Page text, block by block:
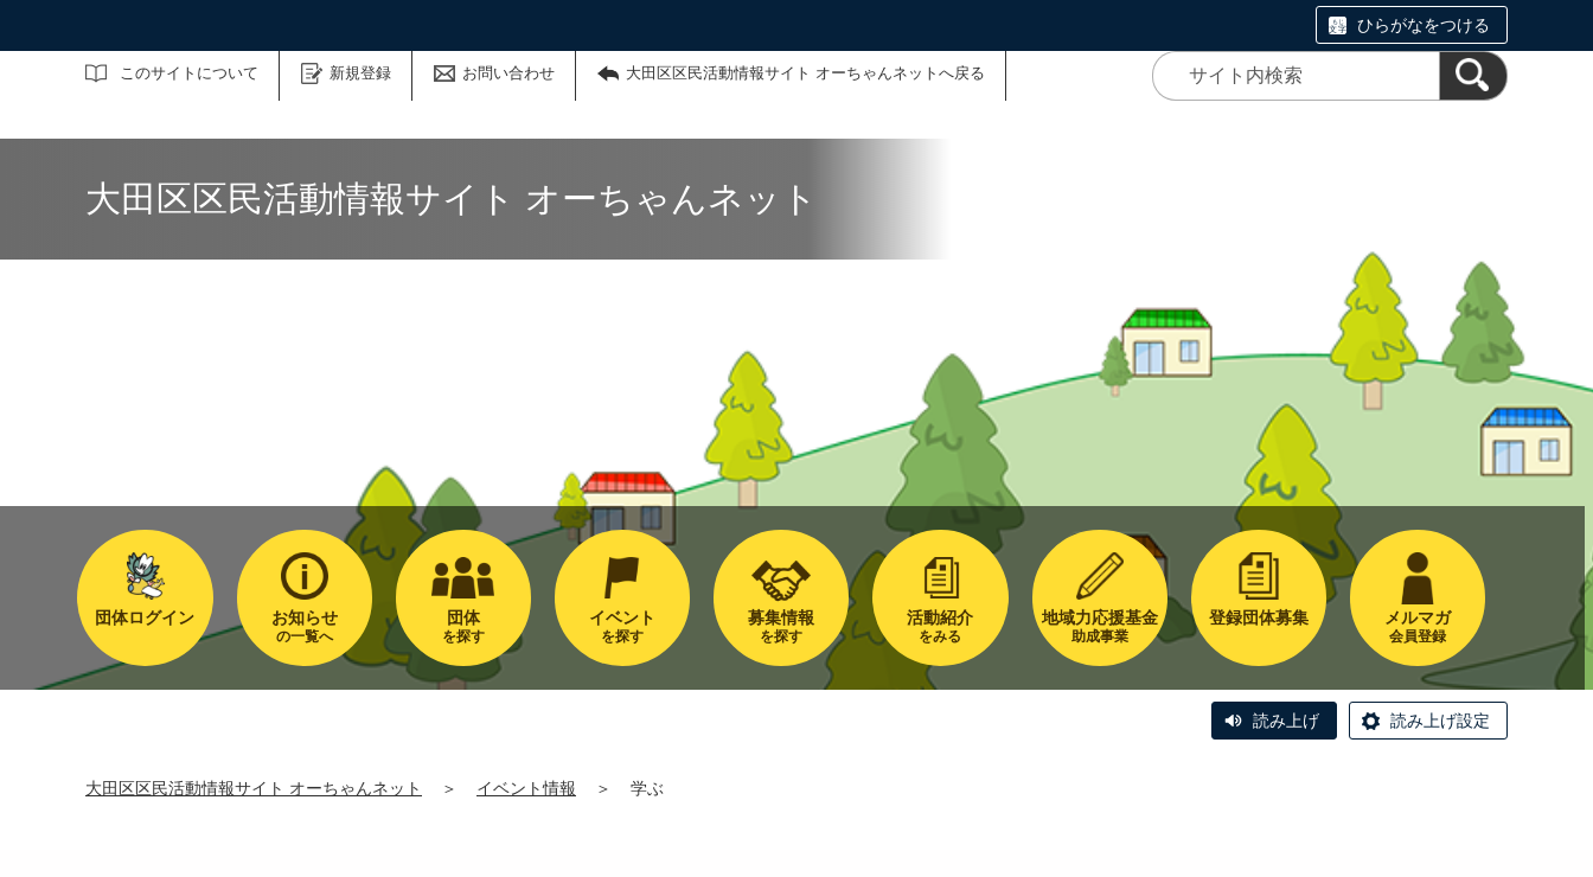
ひらがなをつける
このサイトについて 新規登録 お問い合わせ 大田区区民活動情報サイト オーちゃんネットへ戻る
サイト内検索
大田区区民活動情報サイト オーちゃんネット
団体ログイン お知らせ
の一覧へ
団体
を探す
イベント
を探す
募集情報
を探す
活動紹介
をみる
地域力応援基金
助成事業
登録団体募集 メルマガ
会員登録
読み上げ 読み上げ設定
大田区区民活動情報サイト オーちゃんネット ＞ イベント情報 ＞ 学ぶ